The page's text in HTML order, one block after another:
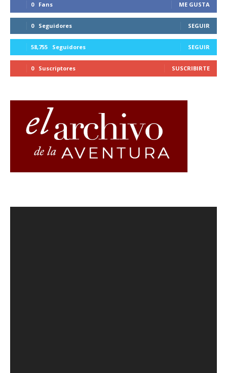
0 Fans ME GUSTA
0 Seguidores SEGUIR
58,755 Seguidores SEGUIR
0 Suscriptores SUSCRIBIRTE